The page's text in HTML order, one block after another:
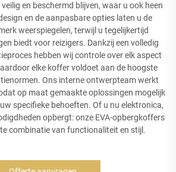
en beschermd blijven, waar u ook heen
en de aanpasbare opties laten u de
weerspiegelen, terwijl u tegelijkertijd
biedt voor reizigers. Dankzij een volledig
hebben wij controle over elk aspect
elke koffer voldoet aan de hoogste
Ons interne ontwerpteam werkt
op maat gemaakte oplossingen mogelijk
specifieke behoeften. Of u nu elektronica,
opbergt: onze EVA-opbergkoffers
combinatie van functionaliteit en stijl.